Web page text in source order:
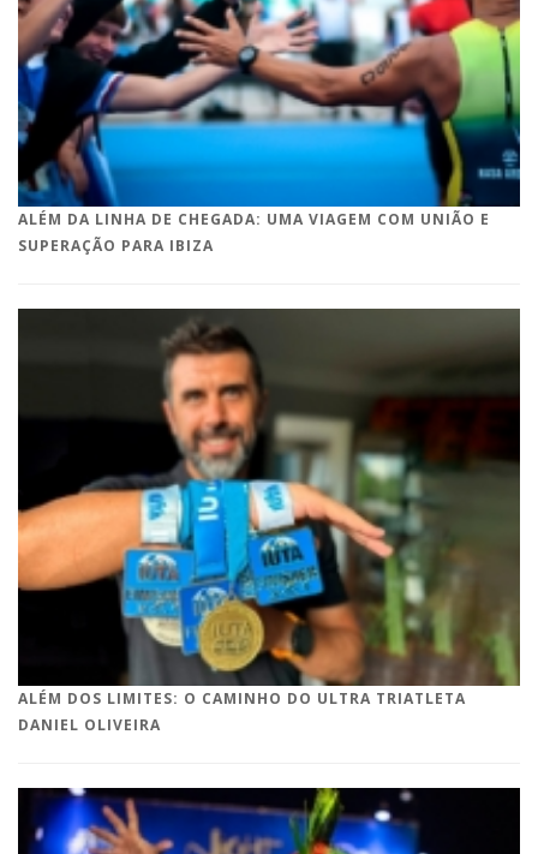
ALÉM DA LINHA DE CHEGADA: UMA VIAGEM COM UNIÃO E
SUPERAÇÃO PARA IBIZA
ALÉM DOS LIMITES: O CAMINHO DO ULTRA TRIATLETA
DANIEL OLIVEIRA